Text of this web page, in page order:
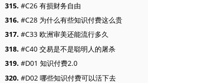
315. #C26 有损财务自由
316. #C28 为什么有些知识付费这么贵
317. #C33 欧洲审美还能流行多久
318. #C40 交易是不是聪明人的屠杀
319. #D01 知识付费2.0
320. #D02 哪些知识付费可以活下去